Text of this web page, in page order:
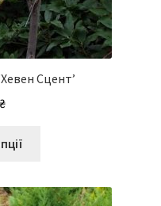
Сцент’
₴
кілька